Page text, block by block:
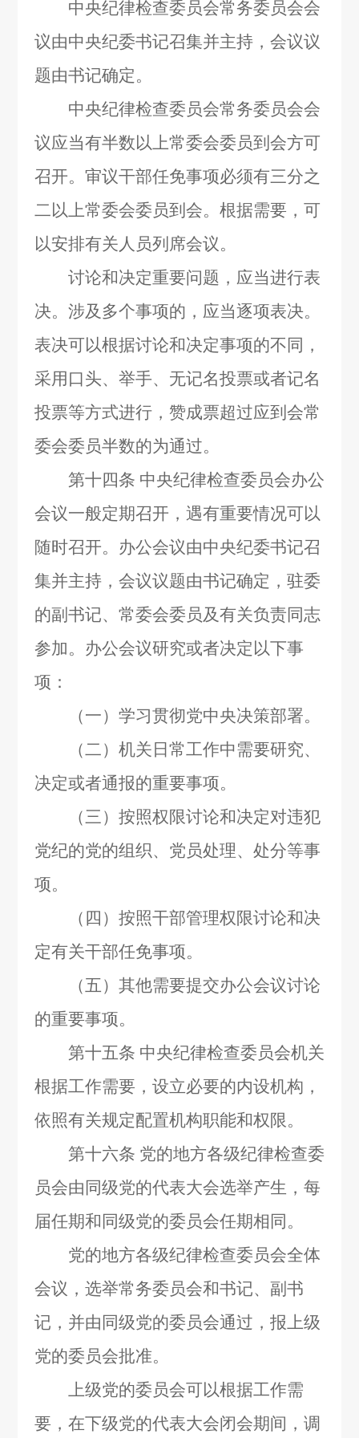
中央纪律检查委员会常务委员会会
议由中央纪委书记召集并主持，会议议
题由书记确定。
中央纪律检查委员会常务委员会会
议应当有半数以上常委会委员到会方可
召开。审议干部任免事项必须有三分之
二以上常委会委员到会。根据需要，可
以安排有关人员列席会议。
讨论和决定重要问题，应当进行表
决。涉及多个事项的，应当逐项表决。
表决可以根据讨论和决定事项的不同，
采用口头、举手、无记名投票或者记名
投票等方式进行，赞成票超过应到会常
委会委员半数的为通过。
第十四条 中央纪律检查委员会办公
会议一般定期召开，遇有重要情况可以
随时召开。办公会议由中央纪委书记召
集并主持，会议议题由书记确定，驻委
的副书记、常委会委员及有关负责同志
参加。办公会议研究或者决定以下事
项：
（一）学习贯彻党中央决策部署。
（二）机关日常工作中需要研究、
决定或者通报的重要事项。
（三）按照权限讨论和决定对违犯
党纪的党的组织、党员处理、处分等事
项。
（四）按照干部管理权限讨论和决
定有关干部任免事项。
（五）其他需要提交办公会议讨论
的重要事项。
第十五条 中央纪律检查委员会机关
根据工作需要，设立必要的内设机构，
依照有关规定配置机构职能和权限。
第十六条 党的地方各级纪律检查委
员会由同级党的代表大会选举产生，每
届任期和同级党的委员会任期相同。
党的地方各级纪律检查委员会全体
会议，选举常务委员会和书记、副书
记，并由同级党的委员会通过，报上级
党的委员会批准。
上级党的委员会可以根据工作需
要，在下级党的代表大会闭会期间，调